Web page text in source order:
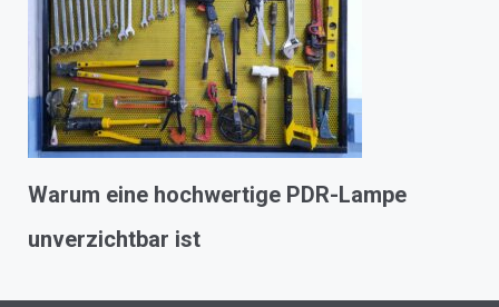
Warum eine hochwertige PDR-Lampe
unverzichtbar ist